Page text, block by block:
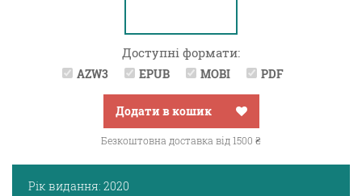
Доступні формати:
AZW3 EPUB MOBI PDF
Додати в кошик
Безкоштовна доставка від 1500 ₴
Рік видання: 2020